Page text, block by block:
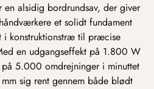
en alsidig bordrundsav, der giver
et solidt fundament
konstruktionstræ til præcise
en udgangseffekt på 1.800 W
5.000 omdrejninger i minuttet
sig rent gennem både blødt